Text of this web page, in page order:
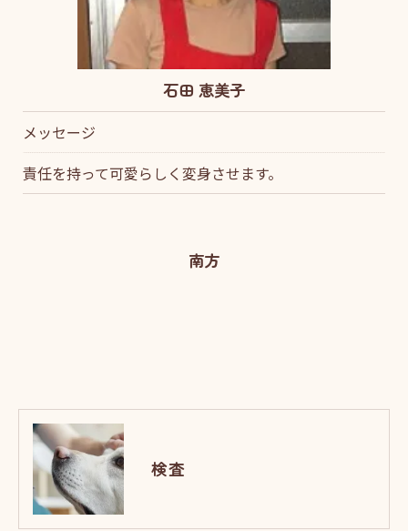
石田 恵美子
メッセージ
責任を持って可愛らしく変身させます。
南方
検査